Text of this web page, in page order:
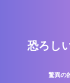
恐ろし
驚異の